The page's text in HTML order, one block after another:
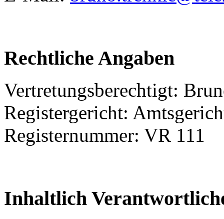
Rechtliche Angaben
Vertretungsberechtigt:
Registergericht:
Registernummer: VR 111
Inhaltlich